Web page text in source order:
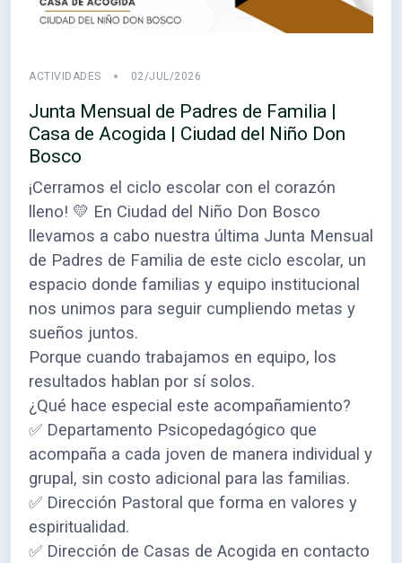
ACTIVIDADES 02/JUL/2026
Junta Mensual de Padres de Familia |
Casa de Acogida | Ciudad del Niño Don
Bosco
¡Cerramos el ciclo escolar con el corazón
lleno! 💛 En Ciudad del Niño Don Bosco
llevamos a cabo nuestra última Junta Mensual
de Padres de Familia de este ciclo escolar, un
espacio donde familias y equipo institucional
nos unimos para seguir cumpliendo metas y
sueños juntos.
Porque cuando trabajamos en equipo, los
resultados hablan por sí solos.
¿Qué hace especial este acompañamiento?
✅ Departamento Psicopedagógico que
acompaña a cada joven de manera individual y
grupal, sin costo adicional para las familias.
✅ Dirección Pastoral que forma en valores y
espiritualidad.
✅ Dirección de Casas de Acogida en contacto